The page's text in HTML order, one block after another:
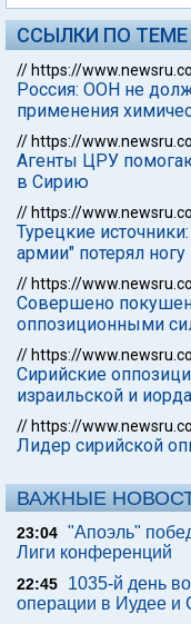
ССЫЛКИ ПО ТЕМЕ
// https://
Россия: ООН не
применения
// https://
Агенты ЦРУ
в Сирию
// https://
Турецкие
армии" потерял ногу
// https://
Совершено
оппозиционными
// https://
Сирийские
израильской и
// https://
Лидер сирийской
ВАЖНЫЕ
23:04 "Апоэль"
Лиги конференций
22:45
1035-й день
операции в Иудее и